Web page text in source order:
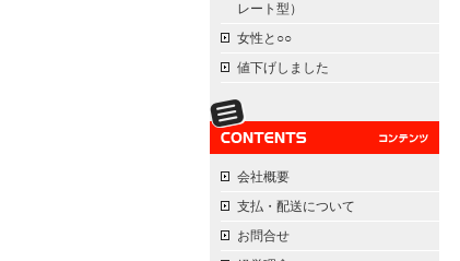
レート型）
女性と○○
値下げしました
会社概要
支払・配送について
お問合せ